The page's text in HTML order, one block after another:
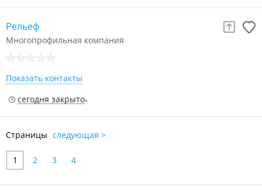
Рельеф
Многопрофильная компания
Показать контакты
сегодня закрыто
Страницы следующая >
1 2 3 4